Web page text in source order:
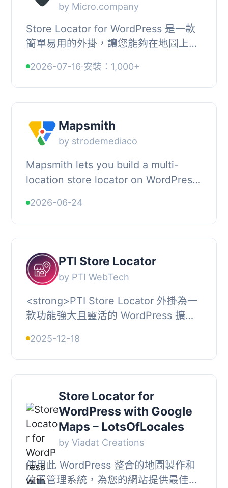
by Micro.company
Store Locator for WordPress 是一款
簡單易用的外掛，讓您能夠在地圖上標
管理這些位置。此外掛不需要任何程式
碼，幫助您輕...
2026-07-16·安裝：1,000+
Mapsmith
by strodemediaco
Mapsmith lets you build a multi-
location store locator on WordPress
and maps. Organize locations under
busine...
2026-06-24
PTI Store Locator
by PTI WebTech
<strong>PTI Store Locator 外掛為一
款功能強大且靈活的 WordPress 擴充
多個商店或分店位置。此外，它包括位
置篩選...
2025-12-18
Store Locator for
WordPress with Google
Maps – LotsOfLocales
by Viadat Creations
使用此 WordPress 整合的地圖製作和
位置管理系統，為您的網站提供最佳的